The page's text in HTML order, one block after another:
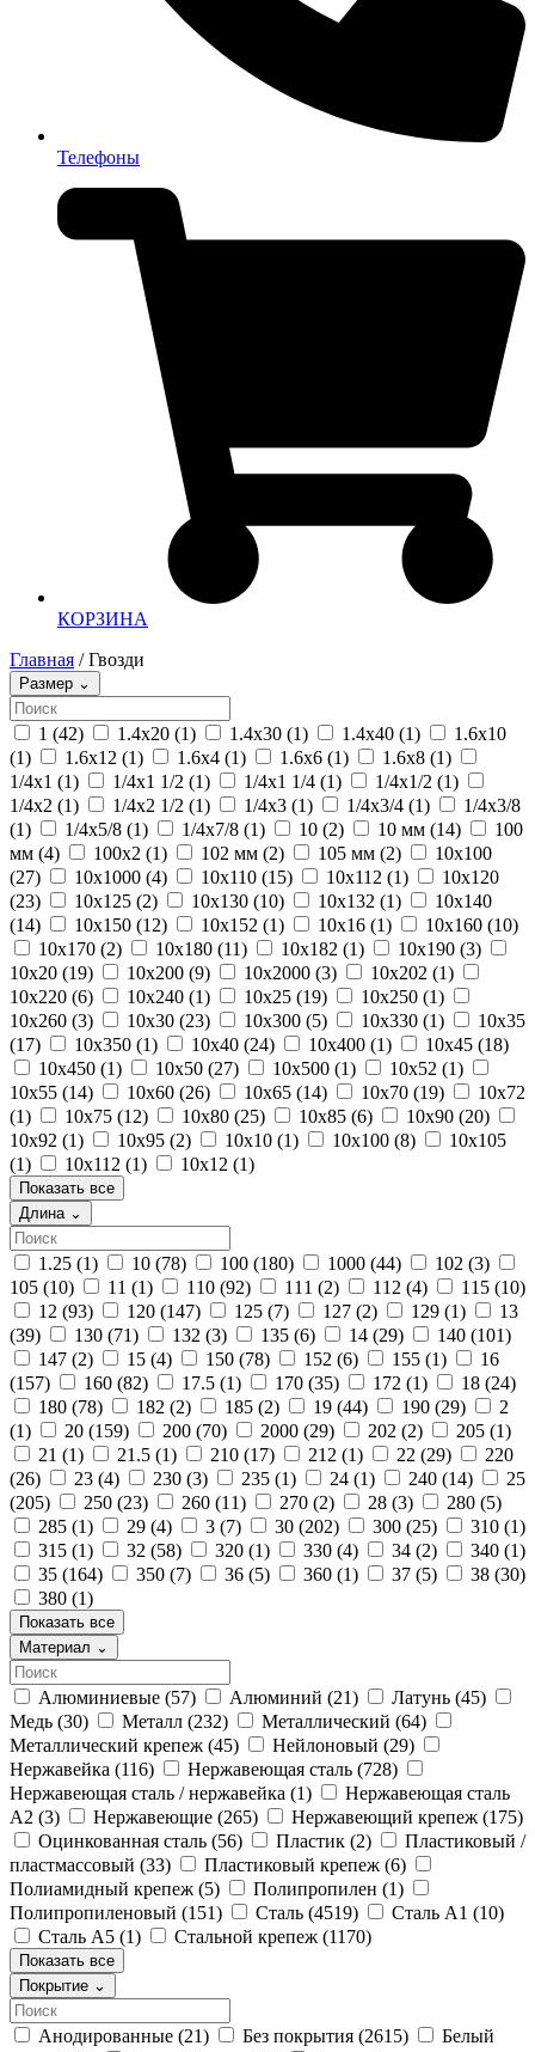
Телефоны
КОРЗИНА
Главная / Гвозди
Размер ⌄
1 (42) 1.4х20 (1) 1.4х30 (1) 1.4х40 (1)
1.6х10
(1)
1.6х12 (1) 1.6х4 (1) 1.6х6 (1) 1.6х8 (1)
1/4x1 (1) 1/4x1 1/2 (1) 1/4x1 1/4 (1) 1/4x1/2 (1)
1/4x2 (1) 1/4x2 1/2 (1) 1/4x3 (1) 1/4x3/4 (1)
1/4x3/8
(1)
1/4x5/8 (1) 1/4x7/8 (1) 10 (2) 10 мм (14)
100
мм (4) 100x2 (1) 102 мм (2) 105 мм (2)
10x100
(27)
10x1000 (4) 10x110 (15) 10x112 (1)
10x120
(23)
10x125 (2) 10x130 (10) 10x132 (1)
10x140
(14)
10x150 (12) 10x152 (1) 10x16 (1) 10x160 (10)
10x170 (2) 10x180 (11) 10x182 (1) 10x190 (3)
10x20 (19) 10x200 (9) 10x2000 (3) 10x202 (1)
10x220 (6) 10x240 (1) 10x25 (19) 10x250 (1)
10x260 (3) 10x30 (23) 10x300 (5) 10x330 (1)
10x35
(17)
10x350 (1) 10x40 (24) 10x400 (1) 10x45 (18)
10x450 (1) 10x50 (27) 10x500 (1) 10x52 (1)
10x55 (14) 10x60 (26) 10x65 (14) 10x70 (19)
10x72
(1)
10x75 (12) 10x80 (25) 10x85 (6) 10x90 (20)
10x92 (1) 10x95 (2) 10х10 (1) 10х100 (8)
10х105
(1)
10х112 (1) 10х12 (1)
Показать все
Длина ⌄
1.25 (1) 10 (78) 100 (180) 1000 (44) 102 (3)
105 (10) 11 (1) 110 (92) 111 (2) 112 (4) 115 (10)
12 (93) 120 (147) 125 (7) 127 (2) 129 (1)
13
(39)
130 (71) 132 (3) 135 (6) 14 (29) 140 (101)
147 (2) 15 (4) 150 (78) 152 (6) 155 (1)
16
(157)
160 (82) 17.5 (1) 170 (35) 172 (1) 18 (24)
180 (78) 182 (2) 185 (2) 19 (44) 190 (29)
2
(1)
20 (159) 200 (70) 2000 (29) 202 (2) 205 (1)
21 (1) 21.5 (1) 210 (17) 212 (1) 22 (29)
220
(26)
23 (4) 230 (3) 235 (1) 24 (1) 240 (14)
25
(205)
250 (23) 260 (11) 270 (2) 28 (3) 280 (5)
285 (1) 29 (4) 3 (7) 30 (202) 300 (25) 310 (1)
315 (1) 32 (58) 320 (1) 330 (4) 34 (2) 340 (1)
35 (164) 350 (7) 36 (5) 360 (1) 37 (5) 38 (30)
380 (1)
Показать все
Материал ⌄
Алюминиевые (57) Алюминий (21) Латунь (45)
Медь (30) Металл (232) Металлический (64)
Металлический крепеж (45) Нейлоновый (29)
Нержавейка (116) Нержавеющая сталь (728)
Нержавеющая сталь / нержавейка (1)
Нержавеющая сталь
А2 (3) Нержавеющие (265) Нержавеющий крепеж (175)
Оцинкованная сталь (56) Пластик (2)
Пластиковый /
пластмассовый (33) Пластиковый крепеж (6)
Полиамидный крепеж (5) Полипропилен (1)
Полипропиленовый (151) Сталь (4519) Сталь А1 (10)
Сталь А5 (1) Стальной крепеж (1170)
Показать все
Покрытие ⌄
Анодированные (21) Без покрытия (2615)
Белый